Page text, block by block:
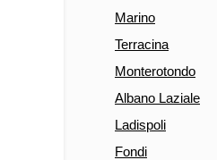
Marino
Terracina
Monterotondo
Albano Laziale
Ladispoli
Fondi